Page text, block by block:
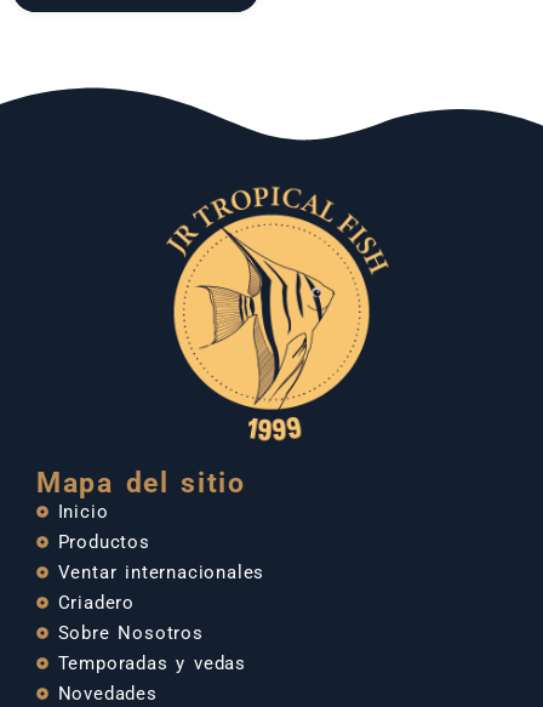
Mapa del sitio
Inicio
Productos
Ventar internacionales
Criadero
Sobre Nosotros
Temporadas y vedas
Novedades